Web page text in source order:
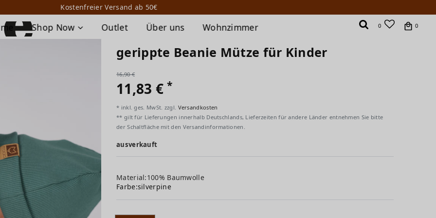
Kostenfreier Versand ab 50€
Shop Now Outlet Über uns Wohnzimmer 0 0
gerippte Beanie Mütze für Kinder
16,90 €
11,83 €*
* inkl. ges. MwSt. zzgl. Versandkosten
** gilt für Lieferungen innerhalb Deutschlands, Lieferzeiten für andere Länder entnehmen Sie bitte
der Schaltfläche mit den Versandinformationen.
ausverkauft
Material:100% Baumwolle
Farbe:silverpine